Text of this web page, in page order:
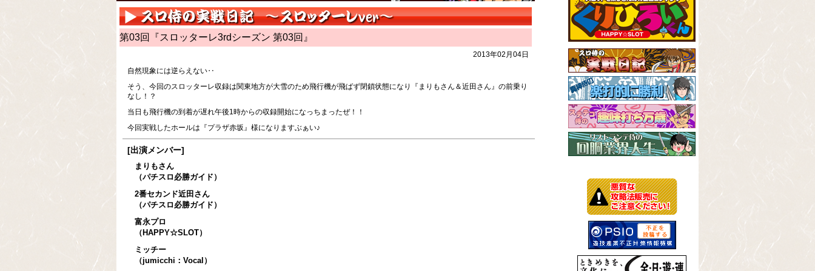
第03回『スロッターレ3rdシーズン 第03回』
2013年02月04日
自然現象には逆らえない‥
そう、今回のスロッターレ収録は関東地方が大雪のため飛行機が飛ばず閉鎖状態になり『まりもさん＆近田さん』の前乗り
なし！？
当日も飛行機の到着が遅れ午後1時からの収録開始になっちまったぜ！！
今回実戦したホールは『プラザ赤坂』様になりますぶぁい♪
[出演メンバー]
まりもさん
（パチスロ必勝ガイド）
2番セカンド近田さん
（パチスロ必勝ガイド）
富永プロ
（HAPPY☆SLOT）
ミッチー
（jumicchi：Vocal）